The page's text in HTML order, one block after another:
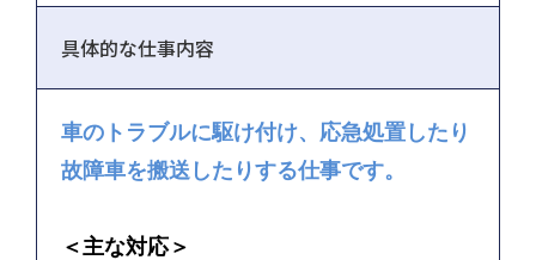
具体的な仕事内容
車のトラブルに駆け付け、応急処置したり
故障車を搬送したりする仕事です。
＜主な対応＞